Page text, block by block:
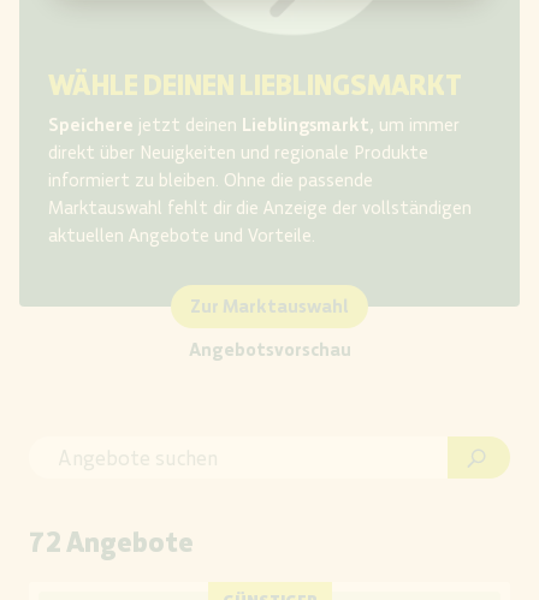
WÄHLE DEINEN LIEBLINGSMARKT
Speichere jetzt deinen Lieblingsmarkt, um immer
direkt über Neuigkeiten und regionale Produkte
informiert zu bleiben. Ohne die passende
Marktauswahl fehlt dir die Anzeige der vollständigen
aktuellen Angebote und Vorteile.​
Zur Marktauswahl
Angebotsvorschau
72 Angebote